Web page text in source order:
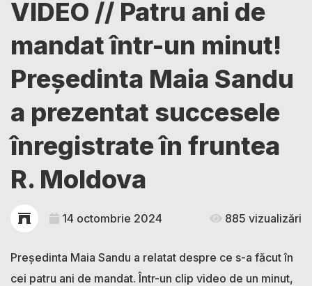
VIDEO // Patru ani de
mandat într-un minut!
Președinta Maia Sandu
a prezentat succesele
înregistrate în fruntea
R. Moldova
14 octombrie 2024 885 vizualizări
Președinta Maia Sandu a relatat despre ce s-a făcut în
cei patru ani de mandat. Într-un clip video de un minut,